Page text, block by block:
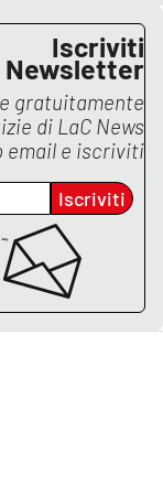
Iscriviti
Newsletter
gratuitamente
di LaC News
email e iscriviti
Iscriviti